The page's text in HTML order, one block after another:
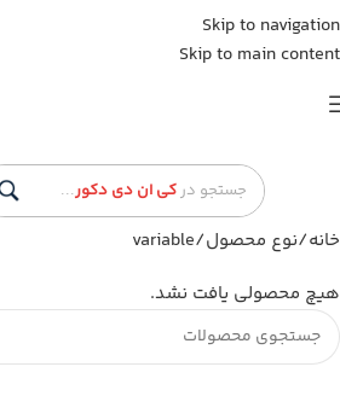
Skip to navigation
Skip to main content
جستجو در کی ان دی دکور...
خانه نوع محصول variable
هیچ محصولی یافت نشد.